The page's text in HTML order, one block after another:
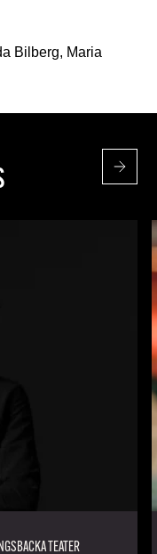
Bilberg, Maria
TEATER